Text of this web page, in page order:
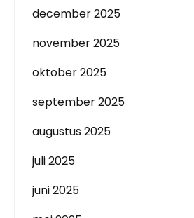
december 2025
november 2025
oktober 2025
september 2025
augustus 2025
juli 2025
juni 2025